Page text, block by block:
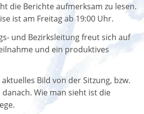
die Berichte aufmerksam zu lesen.
ist am Freitag ab 19:00 Uhr.
und Bezirksleitung freut sich auf
und ein produktives
aktuelles Bild von der Sitzung, bzw.
Wie man sieht ist die